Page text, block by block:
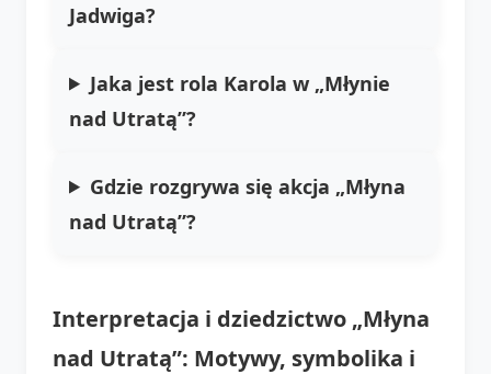
Jadwiga?
Jaka jest rola Karola w „Młynie
nad Utratą”?
Gdzie rozgrywa się akcja „Młyna
nad Utratą”?
Interpretacja i dziedzictwo „Młyna
nad Utratą”: Motywy, symbolika i